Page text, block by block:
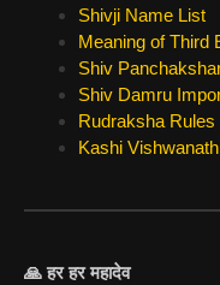
Shivji Name List
Meaning of Third
Shiv
Shiv Damru
Rudraksha Rules
Kashi
🙏 हर हर महादेव